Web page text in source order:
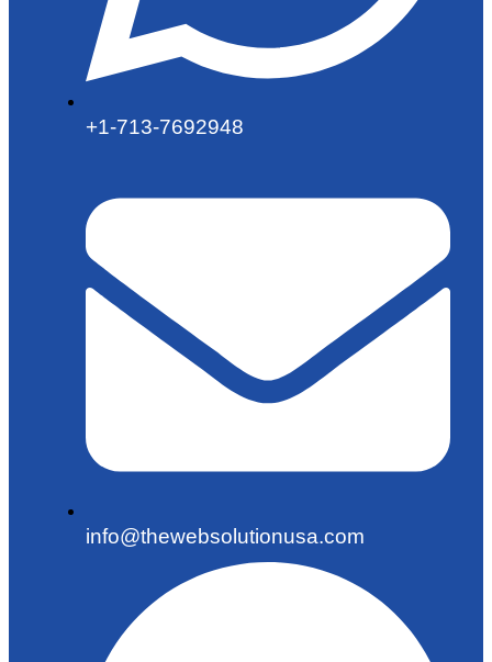
+1-713-7692948
info@thewebsolutionusa.com